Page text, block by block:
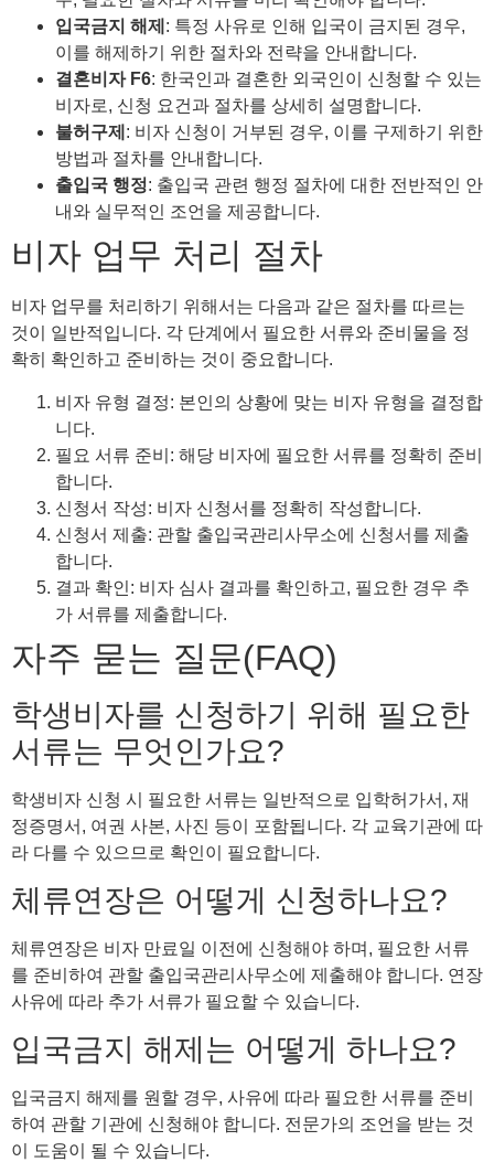
입국금지 해제 : 특정 사유로 인해 입국이 금지된 경우,
이를 해제하기 위한 절차와 전략을 안내합니다.
결혼비자 F6: 한국인과 결혼한 외국인이 신청할 수 있는
비자로, 신청 요건과 절차를 상세히 설명합니다.
불허구제 : 비자 신청이 거부된 경우, 이를 구제하기 위한
방법과 절차를 안내합니다.
출입국 행정: 출입국 관련 행정 절차에 대한 전반적인 안
내와 실무적인 조언을 제공합니다.
비자 업무 처리 절차
비자 업무를 처리하기 위해서는 다음과 같은 절차를 따르는
것이 일반적입니다. 각 단계에서 필요한 서류와 준비물을 정
확히 확인하고 준비하는 것이 중요합니다.
비자 유형 결정: 본인의 상황에 맞는 비자 유형을 결정합
니다.
필요 서류 준비: 해당 비자에 필요한 서류를 정확히 준비
합니다.
신청서 작성: 비자 신청서를 정확히 작성합니다.
신청서 제출: 관할 출입국관리사무소에 신청서를 제출
합니다.
결과 확인: 비자 심사 결과를 확인하고, 필요한 경우 추
가 서류를 제출합니다.
자주 묻는 질문(FAQ)
학생비자를 신청하기 위해 필요한
서류는 무엇인가요?
학생비자 신청 시 필요한 서류는 일반적으로 입학허가서, 재
정증명서, 여권 사본, 사진 등이 포함됩니다. 각 교육기관에 따
라 다를 수 있으므로 확인이 필요합니다.
체류연장은 어떻게 신청하나요?
체류연장은 비자 만료일 이전에 신청해야 하며, 필요한 서류
를 준비하여 관할 출입국관리사무소에 제출해야 합니다. 연장
사유에 따라 추가 서류가 필요할 수 있습니다.
입국금지 해제는 어떻게 하나요?
입국금지 해제를 원할 경우, 사유에 따라 필요한 서류를 준비
하여 관할 기관에 신청해야 합니다. 전문가의 조언을 받는 것
이 도움이 될 수 있습니다.